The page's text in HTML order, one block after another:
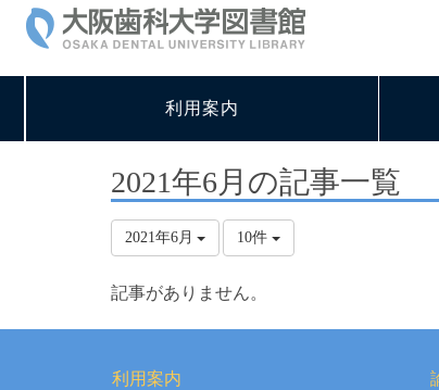
利用案内
2021年6月の記事一覧
2021年6月 10件
記事がありません。
利用案内